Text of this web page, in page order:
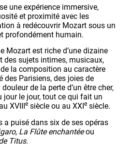
une expérience immersive,
et proximité avec les
à redécouvrir Mozart sous un
profondément humain.
Mozart est riche d’une dizaine
des sujets intimes, musicaux,
la composition au caractère
des Parisiens, des joies de
de la perte d’un être cher,
jour le jour, tout ce qui fait un
XVIIIe siècle ou au XXIe siècle.
a puisé dans six de ses opéras
La Flûte enchantéeou
Titus.